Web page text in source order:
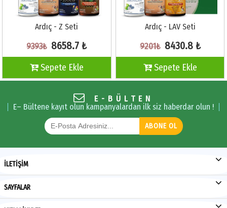
Ardıç - Z Seti
9393₺ 8658.7 ₺
Sepete Ekle
Ardıç - LAV Seti
9201₺ 8430.8 ₺
Sepete Ekle
E-BÜLTEN
E– Bültene kayıt olun kampanyalardan ilk siz haberdar olun !
ABONE OL
İLETİŞİM
SAYFALAR